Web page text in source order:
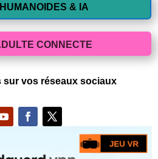
& IA
CONNECTE
sur vos réseaux sociaux